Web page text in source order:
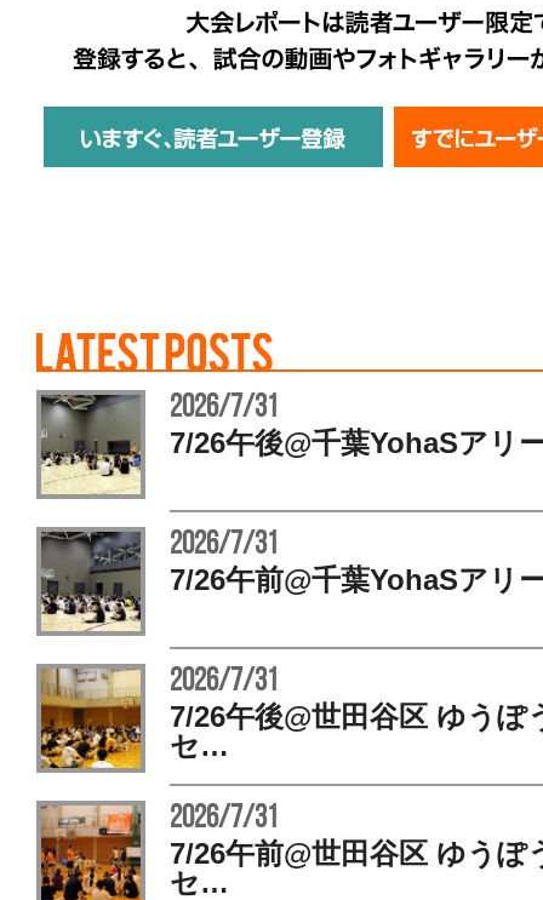
2026/7/31
7/26午後@千葉YohaSア
2026/7/31
7/26午前@千葉YohaSア
2026/7/31
7/26午後@世田谷区 ゆうぽ
セ…
2026/7/31
7/26午前@世田谷区 ゆうぽ
セ…